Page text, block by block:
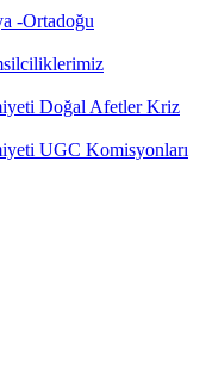
-Ortadoğu
Doğal Afetler Kriz
UGC Komisyonları